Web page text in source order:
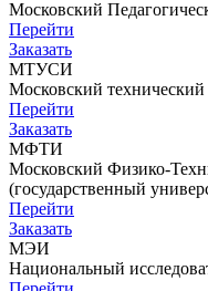
Московский
Перейти
Заказать
МТУСИ
Московский
Перейти
Заказать
МФТИ
Московский Физико-
(государственный
Перейти
Заказать
МЭИ
Национальный